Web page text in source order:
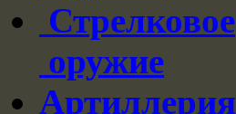
Стрелковое
оружие
Артиллерия